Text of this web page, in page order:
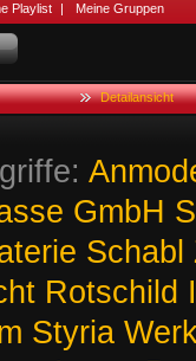
Playlist | Meine Gruppen
Detailansicht
GmbH
Schabl
Rotschild
Styria